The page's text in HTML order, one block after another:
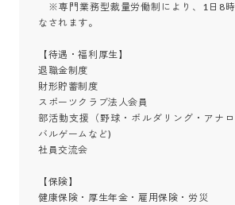
※専門業務型裁量労働制により、1日8時
なされます。
【待遇・福利厚生】
退職金制度
財形貯蓄制度
スポーツクラブ法人会員
部活動支援（野球・ボルダリング・アナ
バルゲームなど)
社員交流会
【保険】
健康保険・厚生年金・雇用保険・労災